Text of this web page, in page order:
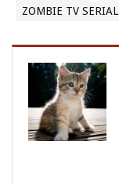
ZOMBIE TV SERIAL